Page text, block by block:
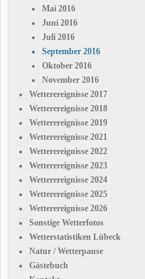
Mai 2016
Juni 2016
Juli 2016
September 2016
Oktober 2016
November 2016
Wetterereignisse 2017
Wetterereignisse 2018
Wetterereignisse 2019
Wetterereignisse 2021
Wetterereignisse 2022
Wetterereignisse 2023
Wetterereignisse 2024
Wetterereignisse 2025
Wetterereignisse 2026
Sonstige Wetterfotos
Wetterstatistiken Lübeck
Natur / Wetterpause
Gästebuch